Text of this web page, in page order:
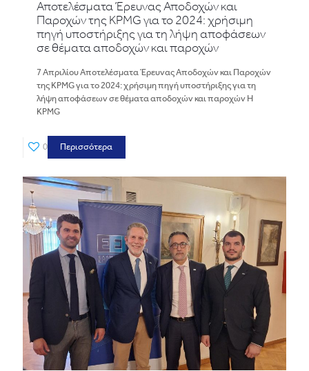
Αποτελέσματα Έρευνας Αποδοχών και
Παροχών της KPMG για το 2024: χρήσιμη
πηγή υποστήριξης για τη λήψη αποφάσεων
σε θέματα αποδοχών και παροχών
7 Απριλίου Αποτελέσματα Έρευνας Αποδοχών και Παροχών
της KPMG για το 2024: χρήσιμη πηγή υποστήριξης για τη
λήψη αποφάσεων σε θέματα αποδοχών και παροχών Η
KPMG
0 Περισσότερα